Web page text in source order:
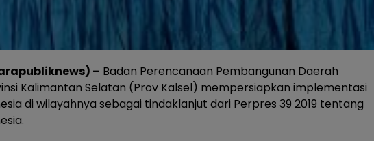
– Badan Perencanaan Pembangunan Daerah
Kalimantan Selatan (Prov Kalsel) mempersiapkan implementasi
di wilayahnya sebagai tindaklanjut dari Perpres 39 2019 tentang